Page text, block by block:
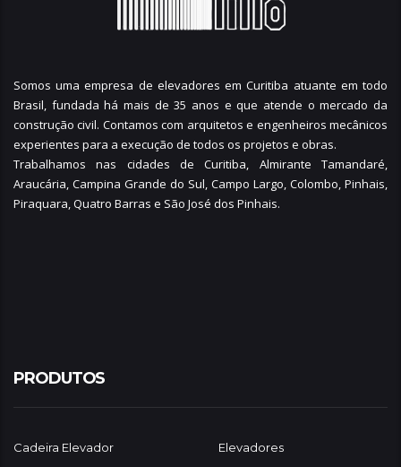
Somos uma empresa de elevadores em Curitiba atuante em todo
Brasil, fundada há mais de 35 anos e que atende o mercado da
construção civil. Contamos com arquitetos e engenheiros mecânicos
experientes para a execução de todos os projetos e obras.
Trabalhamos nas cidades de Curitiba, Almirante Tamandaré,
Araucária, Campina Grande do Sul, Campo Largo, Colombo, Pinhais,
Piraquara,Quatro Barras e São José dos Pinhais.
PRODUTOS
Cadeira Elevador
Elevadores